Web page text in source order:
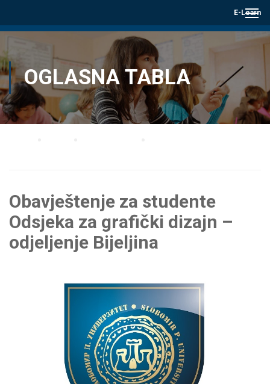
E-Learn
OGLASNA TABLA
Obavještenje za studente
Odsjeka za grafički dizajn –
odjeljenje Bijeljina